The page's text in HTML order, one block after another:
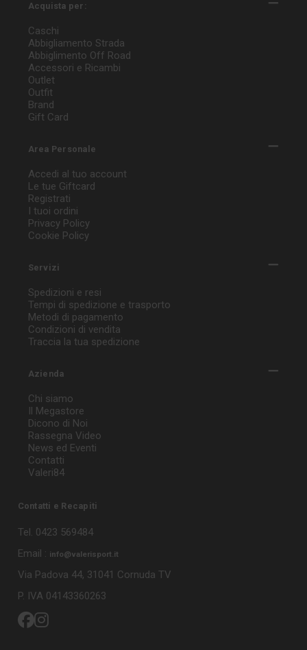
Acquista per:
Caschi
Abbigliamento Strada
Abbiglimento Off Road
Accessori e Ricambi
Outlet
Outfit
Brand
Gift Card
Area Personale
Accedi al tuo account
Le tue Giftcard
Registrati
I tuoi ordini
Privacy Policy
Cookie Policy
Servizi
Spedizioni e resi
Tempi di spedizione e trasporto
Metodi di pagamento
Condizioni di vendita
Traccia la tua spedizione
Azienda
Chi siamo
Il Megastore
Dicono di Noi
Rassegna Video
News ed Eventi
Contatti
Valeri84
Contatti e Recapiti
Tel. 0423 569484
Email : info@valerisport.it
Via Padova 44, 31041 Cornuda TV
P. IVA 04143360263